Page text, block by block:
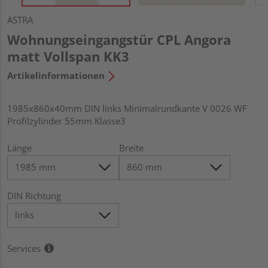
ASTRA
Wohnungseingangstür CPL Angora
matt Vollspan KK3
Artikelinformationen
1985x860x40mm DIN links Minimalrundkante V 0026 WF
Profilzylinder 55mm Klasse3
Länge Breite
DIN Richtung
Services